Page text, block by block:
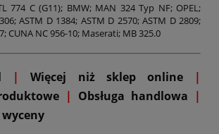
774 C (G11); BMW; MAN 324 Typ NF; OPEL;
ASTM D 1384; ASTM D 2570; ASTM D 2809;
CUNA NC 956-10; Maserati; MB 325.0
| Więcej niż sklep online
|
| Obsługa handlowa |